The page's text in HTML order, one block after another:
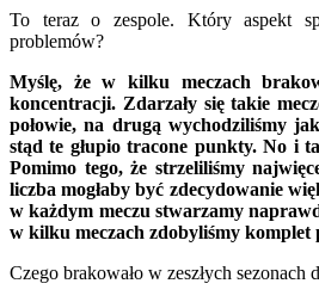
To teraz o zespole. Który aspekt
problemów?
Myślę, że w kilku meczach
koncentracji. Zdarzały się takie
połowie, na drugą wychodziliśmy
stąd te głupio tracone punkty. No i ta
Pomimo tego, że strzeliliśmy
liczba mogłaby być zdecydowanie
w każdym meczu stwarzamy
w kilku meczach zdobyliśmy komplet
Czego brakowało w zeszłych sezonach